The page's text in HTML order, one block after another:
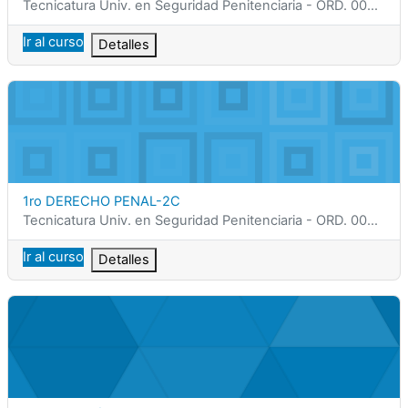
Categoría del curso
Tecnicatura Univ. en Seguridad Penitenciaria - ORD. 0002/25
Ir al curso Detalles
1ro DERECHO PENAL-2C
Nombre del curso
1ro DERECHO PENAL-2C
Categoría del curso
Tecnicatura Univ. en Seguridad Penitenciaria - ORD. 0002/25
Ir al curso Detalles
1ro ATENCIÓN PRIMARIA DE LA SALUD-1C